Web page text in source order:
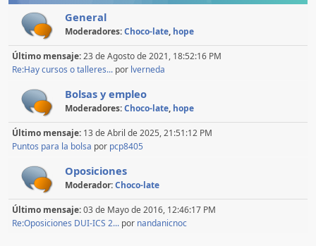
General
Moderadores:Choco-late, hope
Último mensaje:23 de Agosto de 2021, 18:52:16 PM
Re:Hay cursos o talleres... por lverneda
Bolsas y empleo
Moderadores:Choco-late, hope
Último mensaje: 13 de Abril de 2025, 21:51:12 PM
Puntos para la bolsa por pcp8405
Oposiciones
Moderador:Choco-late
Último mensaje:03 de Mayo de 2016, 12:46:17 PM
Re:Oposiciones DUI-ICS 2... por nandanicnoc